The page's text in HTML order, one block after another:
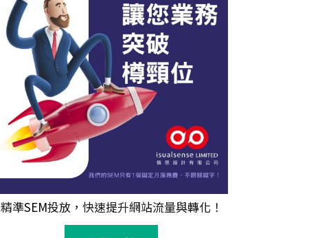
精準SEM投放，快速提升網站流量與轉化！